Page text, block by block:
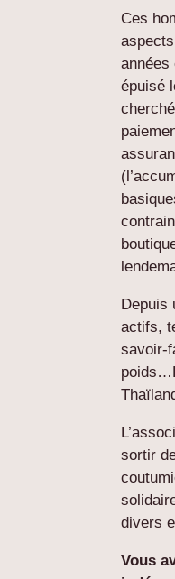
Ces
années
épuisé
Depuis
actifs,
savoir-
sortir
divers
Vous